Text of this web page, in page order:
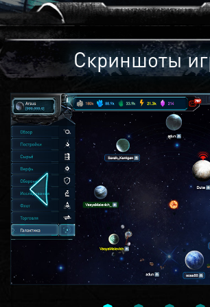
Скриншоты